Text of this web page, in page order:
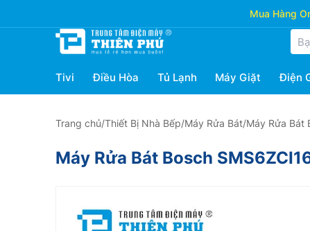
Mua Hàng
Tivi Điều Hòa Tủ Lạnh Máy Giặt Điện
Trang chủ/Thiết Bị Nhà Bếp/Máy Rửa Bát/Máy Rửa Bát
Máy Rửa Bát Bosch